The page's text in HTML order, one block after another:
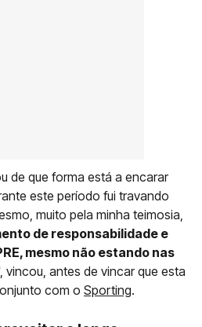
de que forma está a encarar
este período fui travando
muito pela minha teimosia,
de responsabilidade e
mesmo não estando nas
vincou, antes de vincar que esta
com o Sporting.